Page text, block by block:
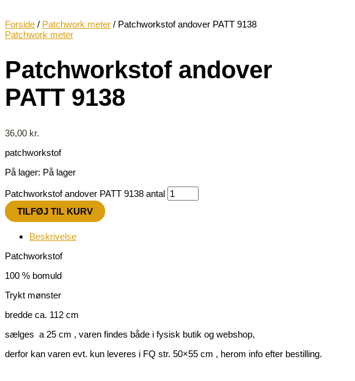
Forside / Patchwork meter / Patchworkstof andover PATT 9138
Patchwork meter
Patchworkstof andover
PATT 9138
36,00 kr.
patchworkstof
På lager: På lager
Patchworkstof andover PATT 9138 antal
TILFØJ TIL KURV
Beskrivelse
Patchworkstof
100 % bomuld
Trykt mønster
bredde ca. 112 cm
sælges a 25 cm , varen findes både i fysisk butik og webshop,
derfor kan varen evt. kun leveres i FQ str. 50×55 cm , herom info efter bestilling.